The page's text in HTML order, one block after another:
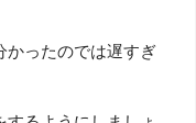
かったのでは遅すぎ